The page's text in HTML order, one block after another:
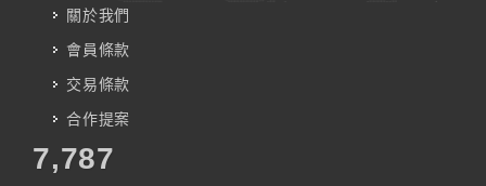
關於我們
會員條款
交易條款
合作提案
7,787